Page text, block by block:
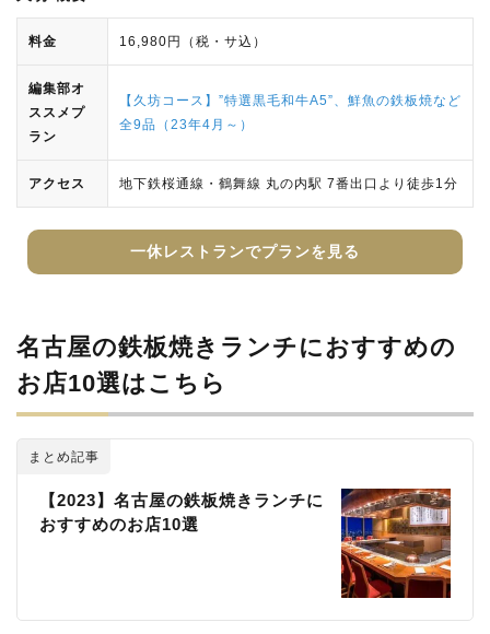
料金 16,980円（税・サ込）
編集部オ
ススメプ
ラン
【久坊コース】”特選黒毛和牛A5”、鮮魚の鉄板焼など
全9品（23年4月～）
アクセス 地下鉄桜通線・鶴舞線 丸の内駅 7番出口より徒歩1分
一休レストランでプランを見る
名古屋の鉄板焼きランチにおすすめの
お店10選はこちら
まとめ記事
【2023】名古屋の鉄板焼きランチに
おすすめのお店10選